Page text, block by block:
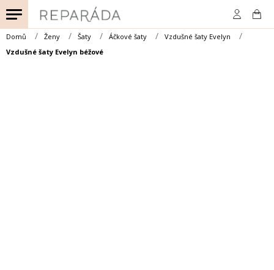
na
obsah
Domů Ženy Šaty Áčkové šaty
Vzdušné šaty Evelyn
Vzdušné šaty Evelyn béžové